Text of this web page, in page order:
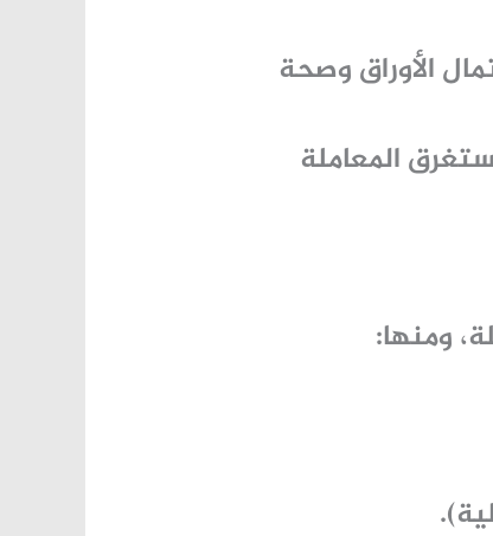
الأوراق وصحة
المعاملة
ومنها: